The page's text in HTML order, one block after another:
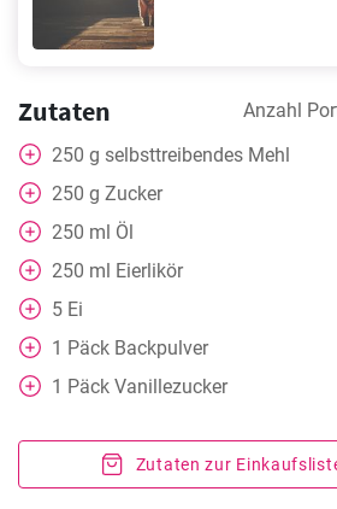
Zutaten Anzahl
250 g selbsttreibendes Mehl
250 g Zucker
250 ml Öl
250 ml Eierlikör
5 Ei
1 Päck Backpulver
1 Päck Vanillezucker
Zutaten zur